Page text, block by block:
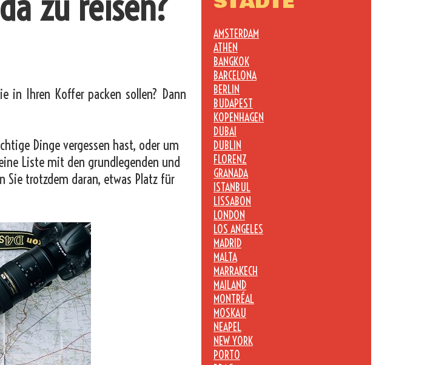
in Ihren Koffer packen sollen? Dann
Dinge vergessen hast, oder um
Liste mit den grundlegenden und
Sie trotzdem daran, etwas Platz für
AMSTERDAM
ATHEN
BANGKOK
BARCELONA
BERLIN
BUDAPEST
KOPENHAGEN
DUBAI
DUBLIN
FLORENZ
GRANADA
ISTANBUL
LISSABON
LONDON
LOS ANGELES
MADRID
MALTA
MARRAKECH
MAILAND
MONTRÉAL
MOSKAU
NEAPEL
NEW YORK
PORTO